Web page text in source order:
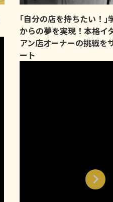
｢自分の店を持ちたい！｣
からの夢を実現！本格イ
アン店オーナーの挑戦を
ート